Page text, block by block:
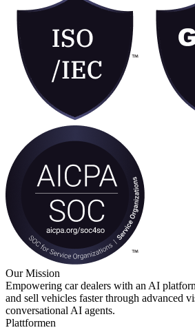
Our Mission
Empowering car dealers with an AI
and sell vehicles faster through advanced
conversational AI agents.
Plattformen